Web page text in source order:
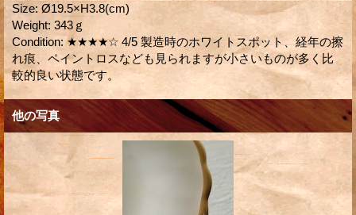
Size: Ø19.5×H3.8(cm)
Weight: 343ｇ
Condition: ★★★★☆ 4/5 製造時のホワイトスポット、経年の擦
れ痕、ペイントロスなども見られますが小さいものが多く比
較的良い状態です。
他の写真